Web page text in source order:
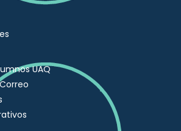
UAQ